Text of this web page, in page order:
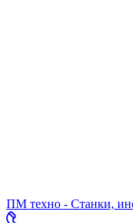
ПМ техно - Станки,